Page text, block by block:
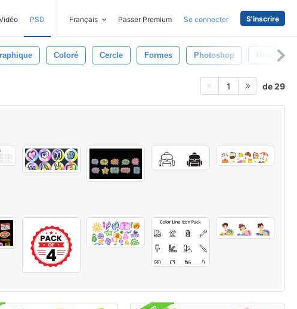
PSD Français Passer Premium Se connecter S'inscrire
Coloré Cercle Formes Photoshop Moderne
1 de 29